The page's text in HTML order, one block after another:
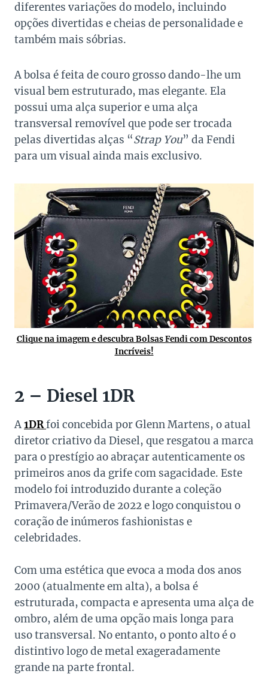
diferentes variações do modelo, incluindo
opções divertidas e cheias de personalidade e
também mais sóbrias.
A bolsa é feita de couro grosso dando-lhe um
visual bem estruturado, mas elegante. Ela
possui uma alça superior e uma alça
transversal removível que pode ser trocada
pelas divertidas alças “Strap You” da Fendi
para um visual ainda mais exclusivo.
Clique na imagem e descubra Bolsas Fendi com Descontos
Incríveis!
2 – Diesel 1DR
A1DRfoi concebida por Glenn Martens, o atual
diretor criativo da Diesel, que resgatou a marca
para o prestígio ao abraçar autenticamente os
primeiros anos da grife com sagacidade. Este
modelo foi introduzido durante a coleção
Primavera/Verão de 2022 e logo conquistou o
coração de inúmeros fashionistas e
celebridades.
Com uma estética que evoca a moda dos anos
2000 (atualmente em alta), a bolsa é
estruturada, compacta e apresenta uma alça de
ombro, além de uma opção mais longa para
uso transversal. No entanto, o ponto alto é o
distintivo logo de metal exageradamente
grande na parte frontal.